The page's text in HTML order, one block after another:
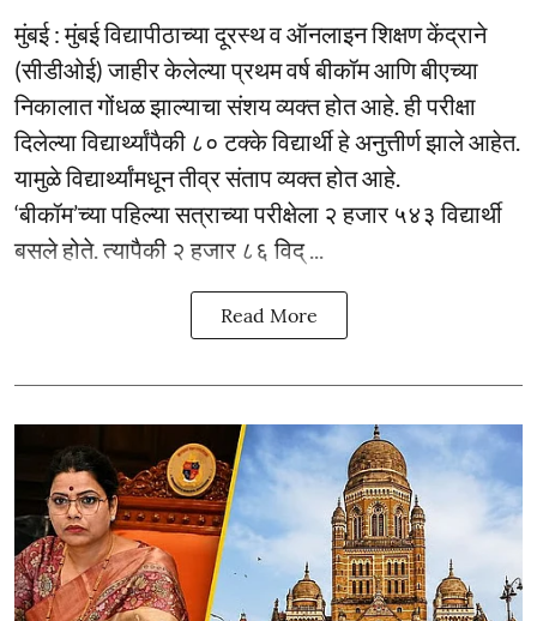
मुंबई : मुंबई विद्यापीठाच्या दूरस्थ व ऑनलाइन शिक्षण केंद्राने
(सीडीओई) जाहीर केलेल्या प्रथम वर्ष बीकॉम आणि बीएच्या
निकालात गोंधळ झाल्याचा संशय व्यक्त होत आहे. ही परीक्षा
दिलेल्या विद्यार्थ्यांपैकी ८० टक्के विद्यार्थी हे अनुत्तीर्ण झाले आहेत.
यामुळे विद्यार्थ्यांमधून तीव्र संताप व्यक्त होत आहे.
‘बीकॉम’च्या पहिल्या सत्राच्या परीक्षेला २ हजार ५४३ विद्यार्थी
बसले होते. त्यापैकी २ हजार ८६ विद् ...
Read More